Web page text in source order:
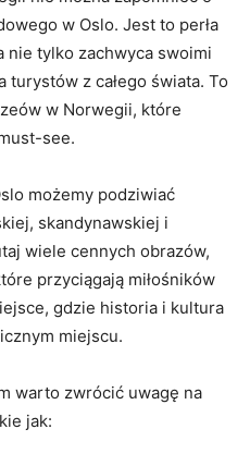
w Oslo.‌ Jest to​ perła
nie tylko ​zachwyca⁤ swoimi
turystów z całego świata. To
w Norwegii,⁣ które
see.
⁢możemy podziwiać
skandynawskiej i​
wiele cennych obrazów,
przyciągają‌ miłośników
‍gdzie ‍historia i kultura
miejscu.
warto ‍zwrócić uwagę⁤ na
jak: